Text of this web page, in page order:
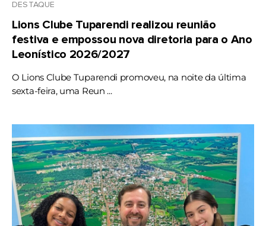
DESTAQUE
Lions Clube Tuparendi realizou reunião
festiva e empossou nova diretoria para o Ano
Leonístico 2026/2027
O Lions Clube Tuparendi promoveu, na noite da última
sexta-feira, uma Reun ...